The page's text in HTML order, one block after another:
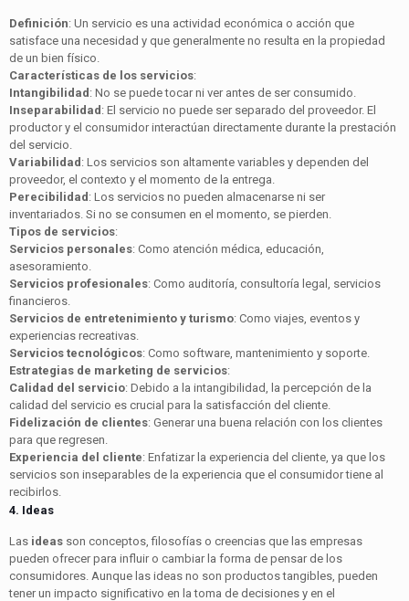
Definición: Un servicio es una actividad económica o acción que
satisface una necesidad y que generalmente no resulta en la propiedad
de un bien físico.
Características de los servicios:
Intangibilidad: No se puede tocar ni ver antes de ser consumido.
Inseparabilidad: El servicio no puede ser separado del proveedor. El
productor y el consumidor interactúan directamente durante la prestación
del servicio.
Variabilidad: Los servicios son altamente variables y dependen del
proveedor, el contexto y el momento de la entrega.
Perecibilidad: Los servicios no pueden almacenarse ni ser
inventariados. Si no se consumen en el momento, se pierden.
Tipos de servicios:
Servicios personales: Como atención médica, educación,
asesoramiento.
Servicios profesionales: Como auditoría, consultoría legal, servicios
financieros.
Servicios de entretenimiento y turismo: Como viajes, eventos y
experiencias recreativas.
Servicios tecnológicos: Como software, mantenimiento y soporte.
Estrategias de marketing de servicios:
Calidad del servicio: Debido a la intangibilidad, la percepción de la
calidad del servicio es crucial para la satisfacción del cliente.
Fidelización de clientes: Generar una buena relación con los clientes
para que regresen.
Experiencia del cliente: Enfatizar la experiencia del cliente, ya que los
servicios son inseparables de la experiencia que el consumidor tiene al
recibirlos.
4. Ideas
Las ideas son conceptos, filosofías o creencias que las empresas
pueden ofrecer para influir o cambiar la forma de pensar de los
consumidores. Aunque las ideas no son productos tangibles, pueden
tener un impacto significativo en la toma de decisiones y en el